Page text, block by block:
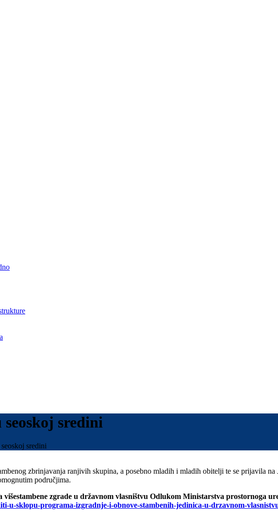
sredini
sredini
zbrinjavanja ranjivih skupina, a posebno mladih i mladih obitelji te se prijavila
područjima.
zgrade u državnom vlasništvu Odlukom Ministarstva prostornoga
u-sklopu-programa-izgradnje-i-obnove-stambenih-jedinica-u-drzavnom-